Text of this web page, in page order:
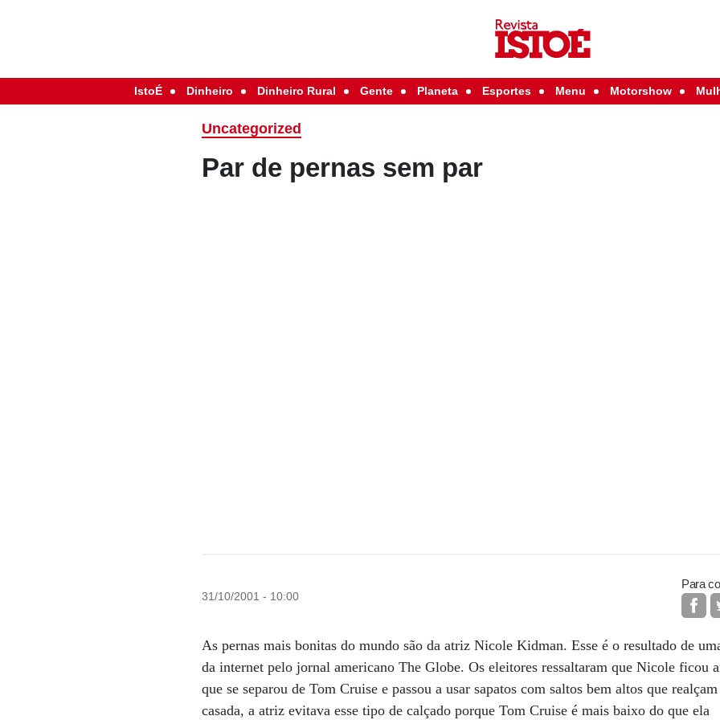
IstoÉ Dinheiro Dinheiro Rural Gente Planeta Esportes Menu Motorshow
Uncategorized
Par de pernas sem par
31/10/2001 - 10:00
Para
As pernas mais bonitas do mundo são da atriz Nicole Kidman. Esse é o resultado de
da internet pelo jornal americano The Globe. Os eleitores ressaltaram que Nicole ficou
que se separou de Tom Cruise e passou a usar sapatos com saltos bem altos que
casada, a atriz evitava esse tipo de calçado porque Tom Cruise é mais baixo do que ela